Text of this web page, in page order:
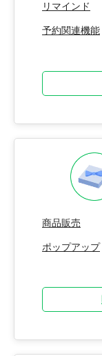
リマインド
予約関連機能
商品販売
ポップアップ